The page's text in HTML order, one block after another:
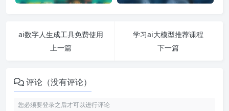
ai数字人生成工具免费使用
上一篇
学习ai大模型推荐课程
下一篇
评论（没有评论）